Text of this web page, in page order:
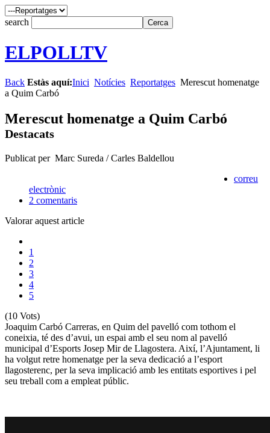
search
ELPOLLTV
Back Estàs aquí:Inici Notícies Reportatges Merescut homenatge
a Quim Carbó
Merescut homenatge a Quim Carbó
Destacats
Publicat per Marc Sureda / Carles Baldellou
correu
electrònic
2 comentaris
Valorar aquest article
1
2
3
4
5
(10 Vots)
Joaquim Carbó Carreras, en Quim del pavelló com tothom el
coneixia, té des d’avui, un espai amb el seu nom al pavelló
municipal d’Esports Josep Mir de Llagostera. Així, l’Ajuntament, li
ha volgut retre homenatge per la seva dedicació a l’esport
llagosterenc, per la seva implicació amb les entitats esportives i pel
seu treball com a empleat públic.